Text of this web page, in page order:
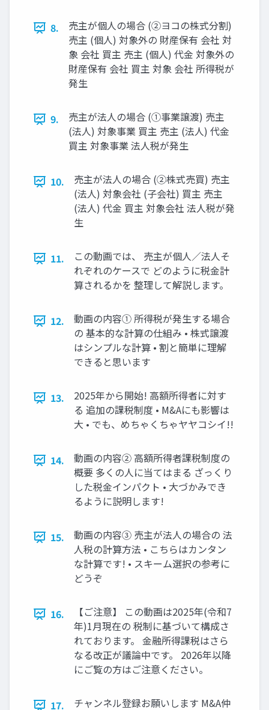
8.
売主が個人の場合 (②ヨコの株式分割)
売主 (個人) 対象外の 財産保有 会社 対
象 会社 買主 売主 (個人) 代金 対象外の
財産保有 会社 買主 対象 会社 所得税が
発生
9.
売主が法人の場合 (①事業譲渡) 売主
(法人) 対象事業 買主 売主 (法人) 代金
買主 対象事業 法人税が発生
10.
売主が法人の場合 (②株式売買) 売主
(法人) 対象会社 (子会社) 買主 売主
(法人) 代金 買主 対象会社 法人税が発
生
11.
この動画では、 売主が個人／法人そ
れぞれのケースで どのように税金計
算されるかを 整理して解説します。
12.
動画の内容① 所得税が発生する場合
の 基本的な計算の仕組み • 株式譲渡
はシンプルな計算 • 割と簡単に理解
できると思います
13.
2025年から開始! 高額所得者に対す
る 追加の課税制度 • M&Aにも影響は
大 • でも、めちゃくちゃヤヤコシイ!!
14.
動画の内容② 高額所得者課税制度の
概要 多くの人に当てはまる ざっくり
した税金インパクト • 大づかみでき
るように説明します!
15.
動画の内容③ 売主が法人の場合の 法
人税の計算方法 • こちらはカンタン
な計算です! • スキーム選択の参考に
どうぞ
16.
【ご注意】 この動画は2025年(令和7
年)1月現在の 税制に基づいて構成さ
れております。 金融所得課税はさら
なる改正が議論中です。 2026年以降
にご覧の方はご注意ください。
17.
チャンネル登録お願いします M&A仲